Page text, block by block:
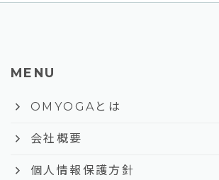
MENU
keyboard_arrow_right OMYOGAとは
keyboard_arrow_right 会社概要
keyboard_arrow_right 個人情報保護方針